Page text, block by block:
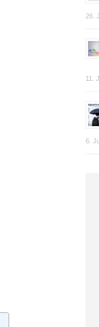
26.
11.
6.